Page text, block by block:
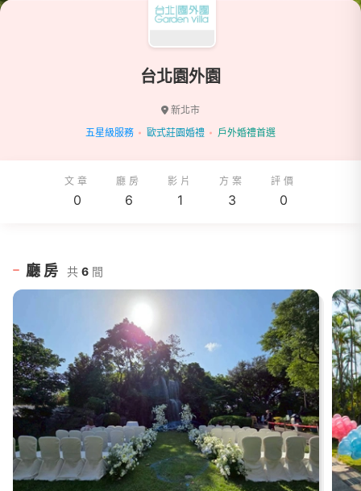
台北園外園
新北市
五星級服務
歐式莊園婚禮 戶外婚禮首選
文章
0
廳房
6
影片
1
方案
3
評價
0
廳房 共 6 間